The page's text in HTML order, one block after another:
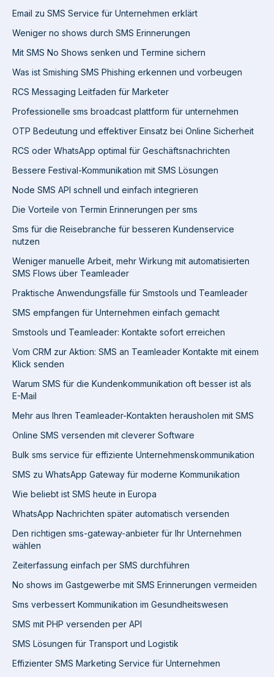
Email zu SMS Service für Unternehmen erklärt
Weniger no shows durch SMS Erinnerungen
Mit SMS No Shows senken und Termine sichern
Was ist Smishing SMS Phishing erkennen und vorbeugen
RCS Messaging Leitfaden für Marketer
Professionelle sms broadcast plattform für unternehmen
OTP Bedeutung und effektiver Einsatz bei Online Sicherheit
RCS oder WhatsApp optimal für Geschäftsnachrichten
Bessere Festival-Kommunikation mit SMS Lösungen
Node SMS API schnell und einfach integrieren
Die Vorteile von Termin Erinnerungen per sms
Sms für die Reisebranche für besseren Kundenservice
nutzen
Weniger manuelle Arbeit, mehr Wirkung mit automatisierten
SMS Flows über Teamleader
Praktische Anwendungsfälle für Smstools und Teamleader
SMS empfangen für Unternehmen einfach gemacht
Smstools und Teamleader: Kontakte sofort erreichen
Vom CRM zur Aktion: SMS an Teamleader Kontakte mit einem
Klick senden
Warum SMS für die Kundenkommunikation oft besser ist als
E-Mail
Mehr aus Ihren Teamleader-Kontakten herausholen mit SMS
Online SMS versenden mit cleverer Software
Bulk sms service für effiziente Unternehmenskommunikation
SMS zu WhatsApp Gateway für moderne Kommunikation
Wie beliebt ist SMS heute in Europa
WhatsApp Nachrichten später automatisch versenden
Den richtigen sms-gateway-anbieter für Ihr Unternehmen
wählen
Zeiterfassung einfach per SMS durchführen
No shows im Gastgewerbe mit SMS Erinnerungen vermeiden
Sms verbessert Kommunikation im Gesundheitswesen
SMS mit PHP versenden per API
SMS Lösungen für Transport und Logistik
Effizienter SMS Marketing Service für Unternehmen